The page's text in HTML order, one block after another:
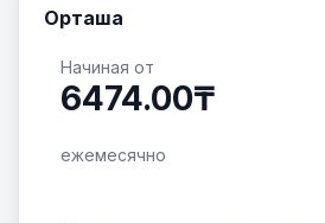
Орташа
Начиная от
6474.00₸
ежемесячно